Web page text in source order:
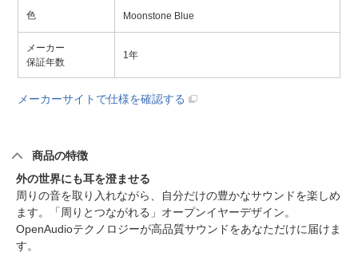
色 Moonstone Blue
メーカー
保証年数
1年
メーカーサイトで仕様を確認する
商品の特徴
外の世界にも耳を澄ませる
周りの音を取り入れながら、自分だけの豊かなサウンドを楽しめ
ます。「周りとつながれる」オープンイヤーデザイン。
OpenAudioテクノロジーが高品質サウンドをあなただけに届けま
す。